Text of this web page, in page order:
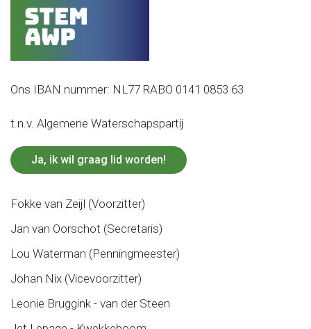
Ons IBAN nummer: NL77 RABO 0141 0853 63
t.n.v. Algemene Waterschapspartij
Ja, ik wil graag lid worden!
Fokke van Zeijl (Voorzitter)
Jan van Oorschot (Secretaris)
Lou Waterman (Penningmeester)
Johan Nix (Vicevoorzitter)
Leonie Bruggink - van der Steen